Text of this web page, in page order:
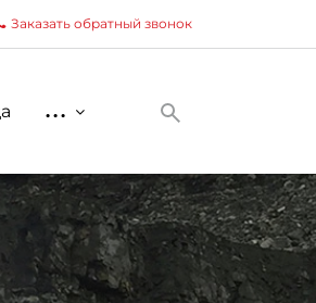
Заказать обратный звонок
...